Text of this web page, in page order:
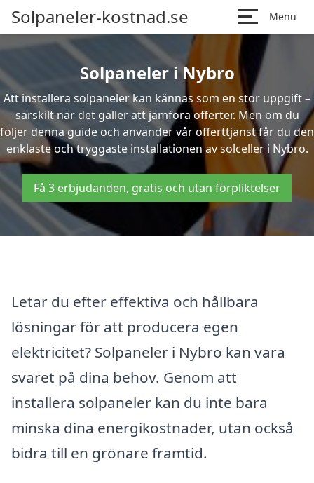
Solpaneler-kostnad.se Menu
Solpaneler i Nybro
Att installera solpaneler kan kännas som en stor uppgift –
särskilt när det gäller att jämföra offerter. Men om du
följer denna guide och använder vår offerttjänst får du den
enklaste och tryggaste installationen av solceller i Nybro.
Få 3 erbjudanden, gratis och utan förpliktelser
Letar du efter effektiva och hållbara
lösningar för att producera egen
elektricitet? Solpaneler i Nybro kan vara
svaret på dina behov. Genom att
installera solpaneler kan du inte bara
minska dina energikostnader, utan också
bidra till en grönare framtid.